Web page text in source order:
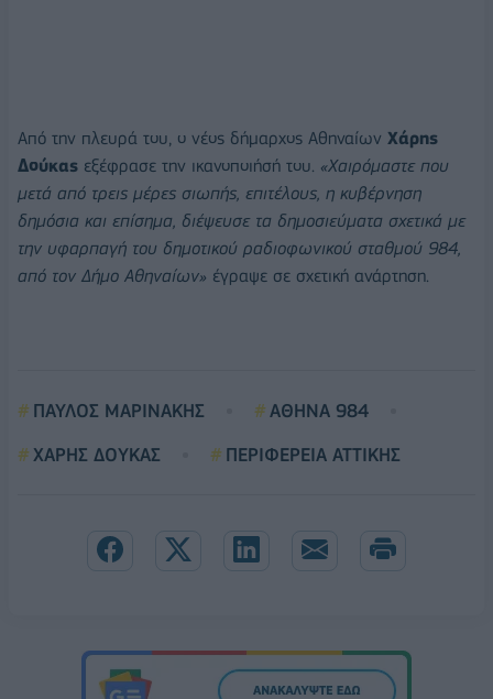
Από την πλευρά του, ο νέος δήμαρχος Αθηναίων Χάρης
Δούκας εξέφρασε την ικανοποιήσή του. «Χαιρόμαστε που
μετά από τρεις μέρες σιωπής, επιτέλους, η κυβέρνηση
δημόσια και επίσημα, διέψευσε τα δημοσιεύματα σχετικά με
την υφαρπαγή του δημοτικού ραδιοφωνικού σταθμού 984,
από τον Δήμο Αθηναίων» έγραψε σε σχετική ανάρτηση.
ΠΑΥΛΟΣ ΜΑΡΙΝΑΚΗΣ
ΑΘΗΝΑ 984
ΧΑΡΗΣ ΔΟΥΚΑΣ
ΠΕΡΙΦΕΡΕΙΑ ΑΤΤΙΚΗΣ